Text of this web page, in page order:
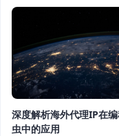
深度解析海外代理IP在
虫中的应用